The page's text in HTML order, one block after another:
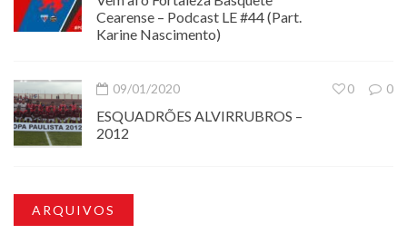
Cearense – Podcast LE #44 (Part.
Karine Nascimento)
09/01/2020 0
0
ESQUADRÕES ALVIRRUBROS –
2012
ARQUIVOS